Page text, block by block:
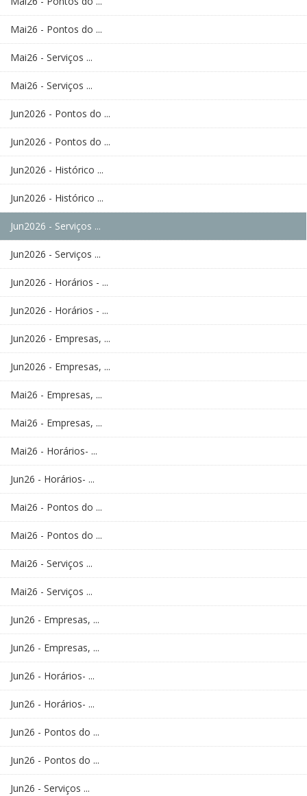
Mai26 - Pontos do ...
Mai26 - Serviços ...
Mai26 - Serviços ...
Jun2026 - Pontos do ...
Jun2026 - Pontos do ...
Jun2026 - Histórico ...
Jun2026 - Histórico ...
Jun2026 - Serviços ...
Jun2026 - Serviços ...
Jun2026 - Horários - ...
Jun2026 - Horários - ...
Jun2026 - Empresas, ...
Jun2026 - Empresas, ...
Mai26 - Empresas, ...
Mai26 - Empresas, ...
Mai26 - Horários- ...
Jun26 - Horários- ...
Mai26 - Pontos do ...
Mai26 - Pontos do ...
Mai26 - Serviços ...
Mai26 - Serviços ...
Jun26 - Empresas, ...
Jun26 - Empresas, ...
Jun26 - Horários- ...
Jun26 - Horários- ...
Jun26 - Pontos do ...
Jun26 - Pontos do ...
Jun26 - Serviços ...